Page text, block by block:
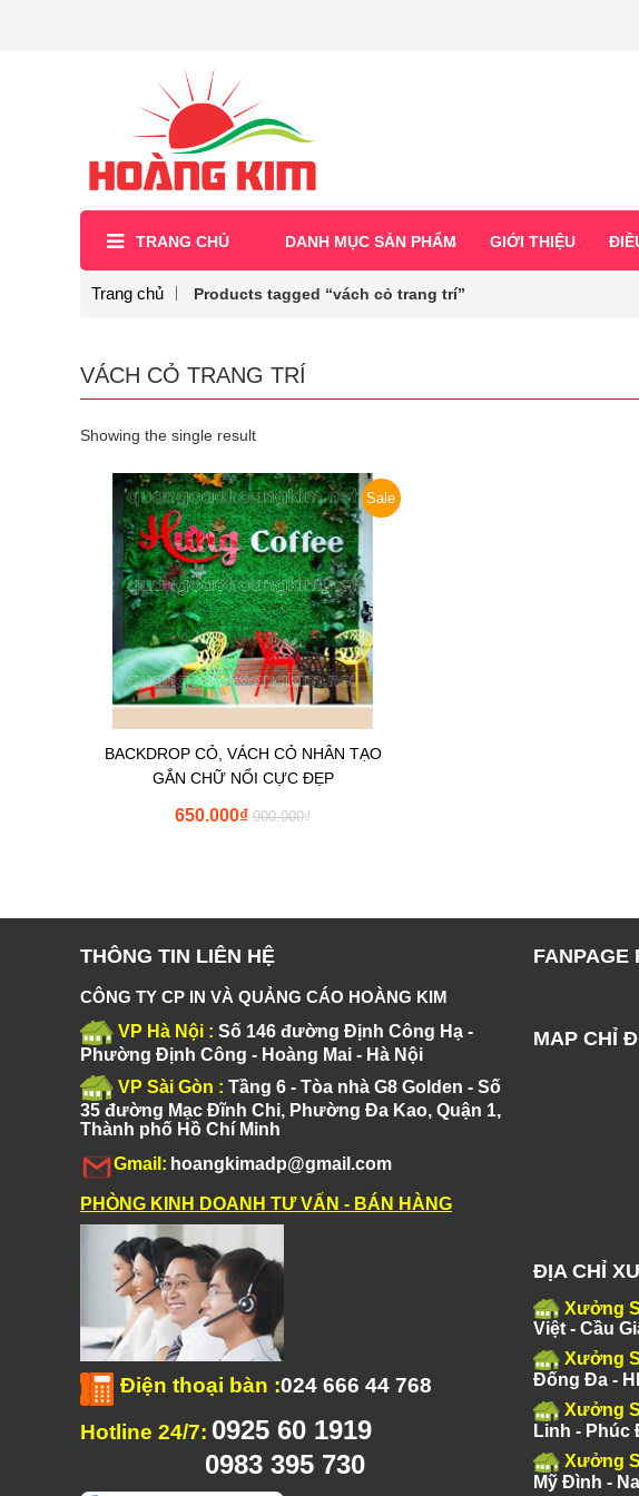
TRANG CHỦ DANH MỤC SẢN PHẨM GIỚI THIỆU
Trang chủ Products tagged “vách cỏ trang trí”
VÁCH CỎ TRANG TRÍ
Showing the single result
Sale
BACKDROP CỎ, VÁCH CỎ NHÂN TẠO
GẮN CHỮ NỔI CỰC ĐẸP
₫
900.000
₫
650.000
THÔNG TIN LIÊN HỆ
CÔNG TY CP IN VÀ QUẢNG CÁO HOÀNG KIM
VP Hà Nội : Số 146 đường Định Công Hạ -
Phường Định Công - Hoàng Mai - Hà Nội
VP Sài Gòn : Tầng 6 - Tòa nhà G8 Golden - Số
35 đường Mạc Đĩnh Chi, Phường Đa Kao, Quận 1,
Thành phố Hồ Chí Minh
Gmail: hoangkimadp@gmail.com
PHÒNG KINH DOANH TƯ VẤN - BÁN HÀNG
Điện thoại bàn :024 666 44 768
Hotline 24/7: 0925 60 1919
0983 395 730
FANPAGE
MAP CHỈ
ĐỊA CHỈ
Xưởng
Việt - Cầu
Xưởng
Đống Đa -
Xưởng
Linh - Phúc
Xưởng
Mỹ Đình -